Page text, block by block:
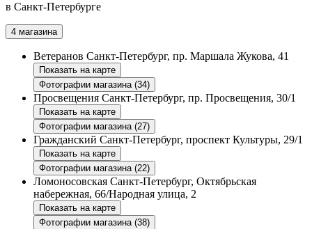
в Санкт-Петербурге
4 магазина
Ветеранов Санкт-Петербург, пр. Маршала Жукова, 41
Показать на карте
Фотографии магазина (34)
Просвещения Санкт-Петербург, пр. Просвещения, 30/1
Показать на карте
Фотографии магазина (27)
Гражданский Санкт-Петербург, проспект Культуры, 29/1
Показать на карте
Фотографии магазина (22)
Ломоносовская Санкт-Петербург, Октябрьская
набережная, 66/Народная улица, 2
Показать на карте
Фотографии магазина (38)